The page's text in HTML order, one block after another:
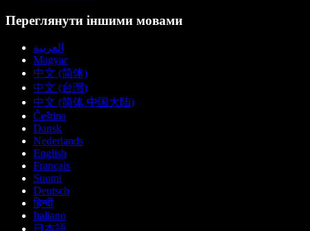
Переглянути іншими мовами
العربية
Magyar
中文 (简体)
中文 (台灣)
中文 (简体 中国大陆)
Čeština
Dansk
Nederlands
English
Français
Suomi
Deutsch
हिन्दी
Italiano